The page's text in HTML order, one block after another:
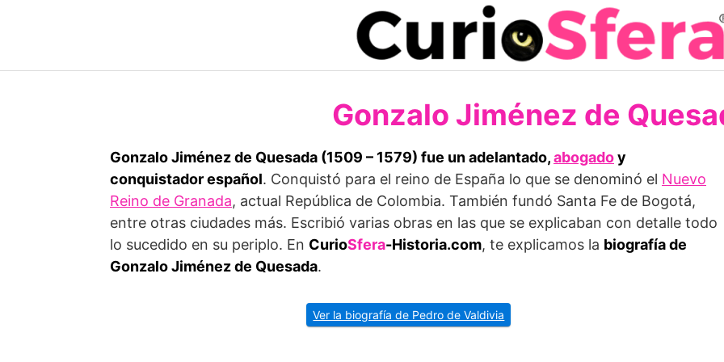
Gonzalo Jiménez de
Gonzalo Jiménez de Quesada (1509 – 1579) fue un adelantado,abogadoy
conquistador español. Conquistó para el reino de España lo que se denominó el Nuevo
Reino de Granada, actual República de Colombia. También fundó Santa Fe de Bogotá,
entre otras ciudades más. Escribió varias obras en las que se explicaban con detalle todo
lo sucedido en su periplo. En CurioSfera-Historia.com, te explicamos la biografía de
Gonzalo Jiménez de Quesada.
Ver la biografía de Pedro de Valdivia